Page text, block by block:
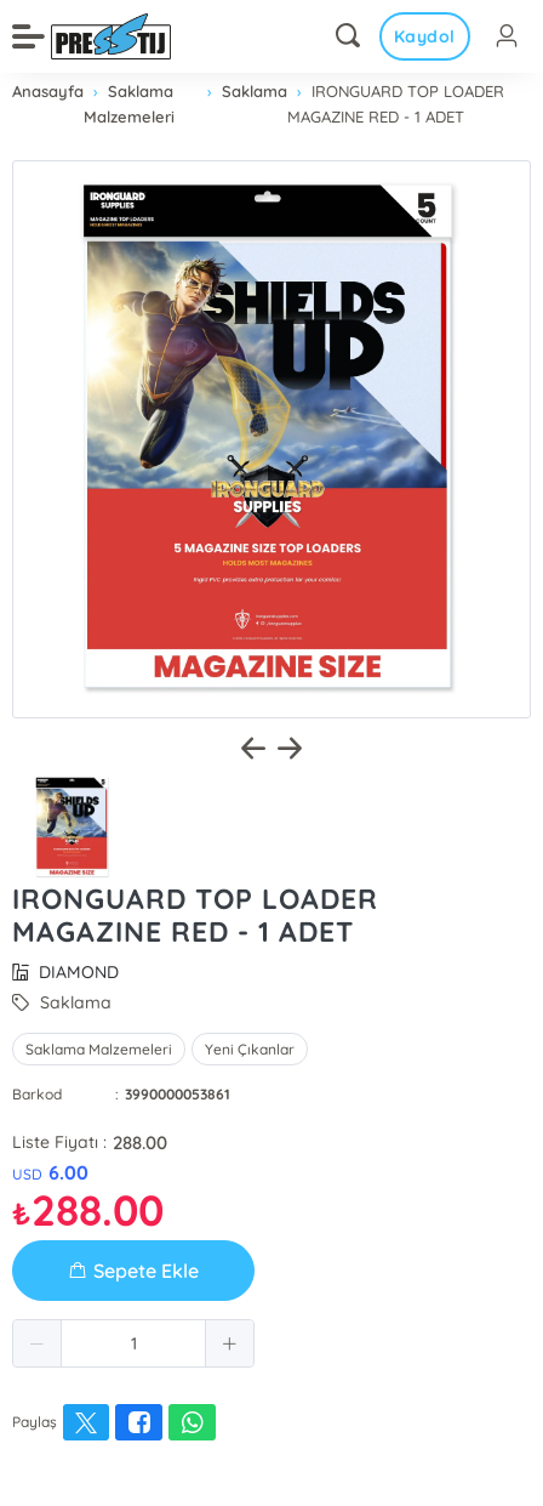
Kaydol
Anasayfa
Saklama
Malzemeleri
Saklama
IRONGUARD TOP LOADER
MAGAZINE RED - 1 ADET
IRONGUARD TOP LOADER
MAGAZINE RED - 1 ADET
DIAMOND
Saklama
Saklama Malzemeleri Yeni Çıkanlar
Barkod : 3990000053861
Liste Fiyatı : 288.00
USD 6.00
₺288.00
Sepete Ekle
Paylaş